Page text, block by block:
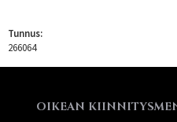
Tunnus:
266064
OIKEAN